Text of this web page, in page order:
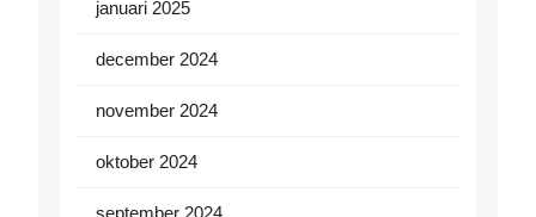
januari 2025
december 2024
november 2024
oktober 2024